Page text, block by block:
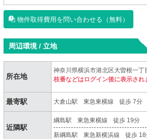
物件取得費用を問い合わせる（無料）
周辺環境 / 立地
所在地
神奈川県横浜市港北区大曽根一丁
枝番などはログイン後に表示され
最寄駅 大倉山駅 東急東横線 徒歩 7分
近隣駅
綱島駅 東急東横線 徒歩 19分
新綱島駅 東急新横浜線 徒歩